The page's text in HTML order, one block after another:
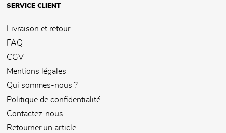
SERVICE CLIENT
Livraison et retour
FAQ
CGV
Mentions légales
Qui sommes-nous ?
Politique de confidentialité
Contactez-nous
Retourner un article